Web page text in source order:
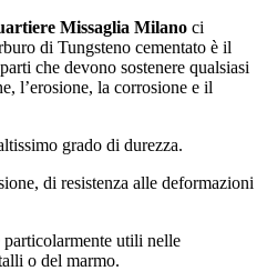
Missaglia Milano ci
di Tungsteno cementato è il
che devono sostenere qualsiasi
l’erosione, la corrosione e il
grado di durezza.
di resistenza alle deformazioni
utili nelle
o del marmo.